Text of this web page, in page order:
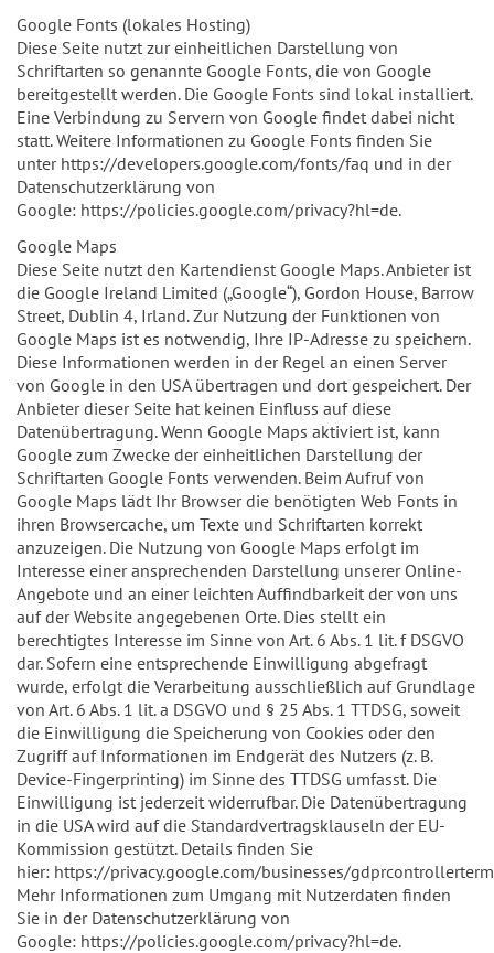
Google Fonts (lokales Hosting)
Diese Seite nutzt zur einheitlichen Darstellung von
Schriftarten so genannte Google Fonts, die von Google
bereitgestellt werden. Die Google Fonts sind lokal installiert.
Eine Verbindung zu Servern von Google findet dabei nicht
statt. Weitere Informationen zu Google Fonts finden Sie
unter https://developers.google.com/fonts/faq und in der
Datenschutzerklärung von
Google: https://policies.google.com/privacy?hl=de.
Google Maps
Diese Seite nutzt den Kartendienst Google Maps. Anbieter ist
die Google Ireland Limited („Google“), Gordon House, Barrow
Street, Dublin 4, Irland. Zur Nutzung der Funktionen von
Google Maps ist es notwendig, Ihre IP-Adresse zu speichern.
Diese Informationen werden in der Regel an einen Server
von Google in den USA übertragen und dort gespeichert. Der
Anbieter dieser Seite hat keinen Einfluss auf diese
Datenübertragung. Wenn Google Maps aktiviert ist, kann
Google zum Zwecke der einheitlichen Darstellung der
Schriftarten Google Fonts verwenden. Beim Aufruf von
Google Maps lädt Ihr Browser die benötigten Web Fonts in
ihren Browsercache, um Texte und Schriftarten korrekt
anzuzeigen. Die Nutzung von Google Maps erfolgt im
Interesse einer ansprechenden Darstellung unserer Online-
Angebote und an einer leichten Auffindbarkeit der von uns
auf der Website angegebenen Orte. Dies stellt ein
berechtigtes Interesse im Sinne von Art. 6 Abs. 1 lit. f DSGVO
dar. Sofern eine entsprechende Einwilligung abgefragt
wurde, erfolgt die Verarbeitung ausschließlich auf Grundlage
von Art. 6 Abs. 1 lit. a DSGVO und § 25 Abs. 1 TTDSG, soweit
die Einwilligung die Speicherung von Cookies oder den
Zugriff auf Informationen im Endgerät des Nutzers (z. B.
Device-Fingerprinting) im Sinne des TTDSG umfasst. Die
Einwilligung ist jederzeit widerrufbar. Die Datenübertragung
in die USA wird auf die Standardvertragsklauseln der EU-
Kommission gestützt. Details finden Sie
hier: https://privacy.google.com/businesses/
Mehr Informationen zum Umgang mit Nutzerdaten finden
Sie in der Datenschutzerklärung von
Google: https://policies.google.com/privacy?hl=de.